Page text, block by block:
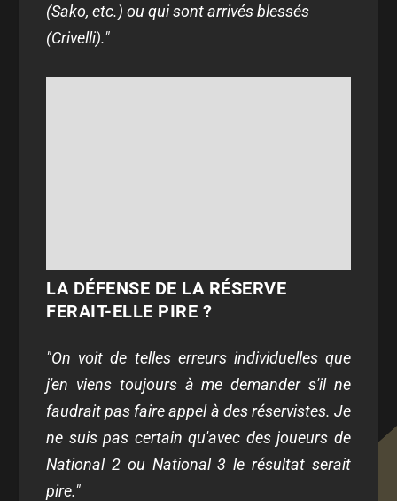
(Sako, etc.) ou qui sont arrivés blessés
(Crivelli)."
LA DÉFENSE DE LA RÉSERVE
FERAIT-ELLE PIRE ?
"On voit de telles erreurs individuelles que
j'en viens toujours à me demander s'il ne
faudrait pas faire appel à des réservistes. Je
ne suis pas certain qu'avec des joueurs de
National 2 ou National 3 le résultat serait
pire."